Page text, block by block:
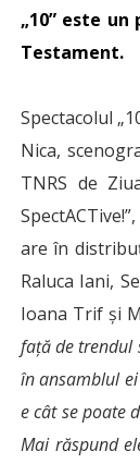
„10” este
Testament.
Spectacolul
Nica,
TNRS de
are în
Raluca Iani,
Ioana Trif și
față de trendul
în ansamblul
e cât se poate
Mai răspund